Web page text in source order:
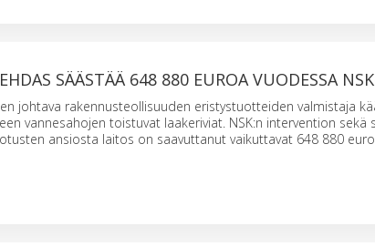
SÄÄSTÄÄ 648 880 EUROA VUODESSA
johtava rakennusteollisuuden eristystuotteiden valmistaja
vannesahojen toistuvat laakeriviat. NSK:n intervention sekä
ansiosta laitos on saavuttanut vaikuttavat 648 880